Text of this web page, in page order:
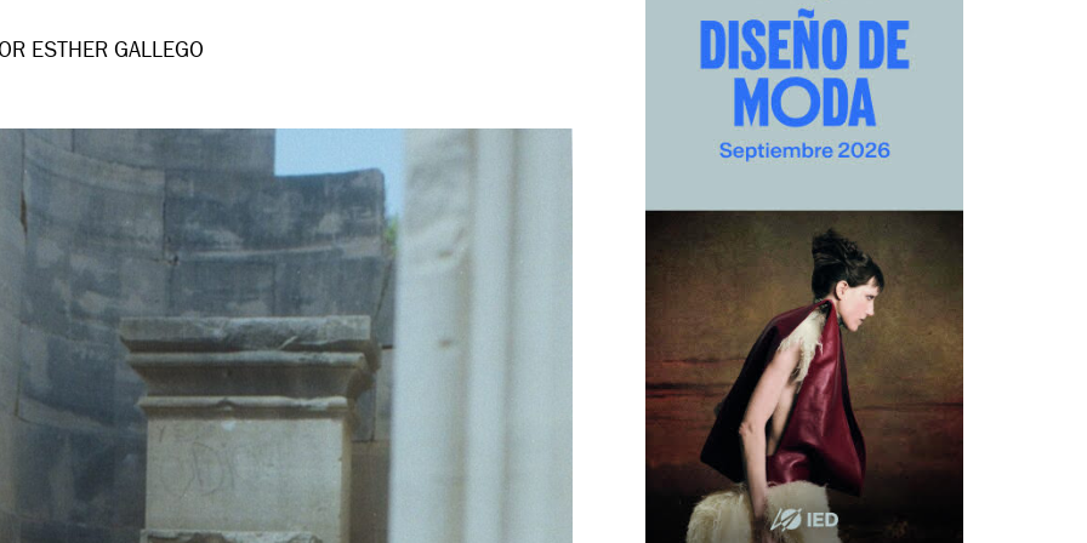
ESTHER GALLEGO